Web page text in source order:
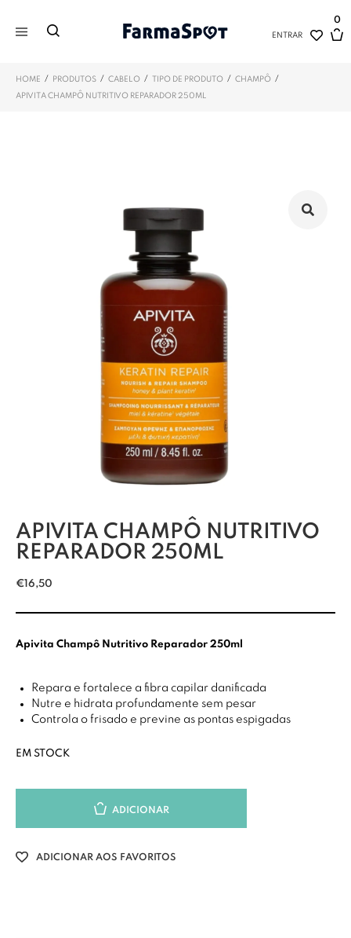
ENTRAR
0
HOME / PRODUTOS / CABELO / TIPO DE PRODUTO / CHAMPÔ /
APIVITA CHAMPÔ NUTRITIVO REPARADOR 250ML
APIVITA CHAMPÔ NUTRITIVO
REPARADOR 250ML
€16,50
Apivita Champô Nutritivo Reparador 250ml
Repara e fortalece a fibra capilar danificada
Nutre e hidrata profundamente sem pesar
Controla o frisado e previne as pontas espigadas
EM STOCK
ADICIONAR
ADICIONAR AOS FAVORITOS